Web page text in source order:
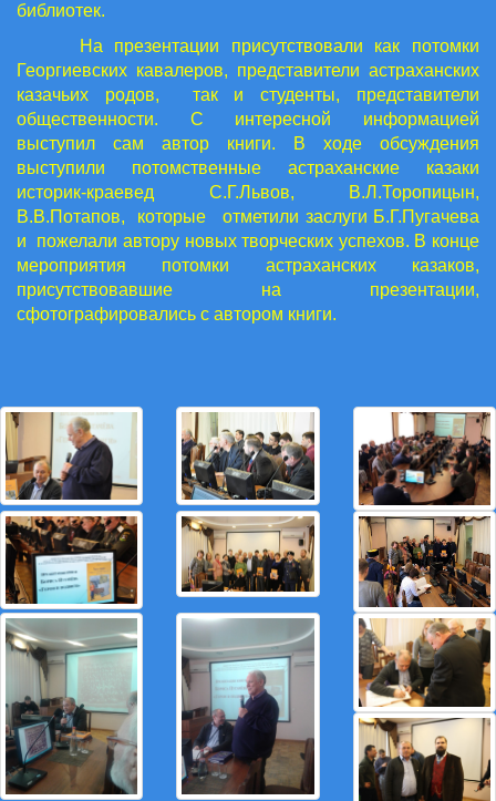
библиотек.
На презентации присутствовали как потомки
Георгиевских кавалеров, представители астраханских
казачьих родов, так и студенты, представители
общественности. С интересной информацией
выступил сам автор книги. В ходе обсуждения
выступили потомственные астраханские казаки
историк-краевед С.Г.Львов, В.Л.Торопицын,
В.В.Потапов, которые отметили заслуги Б.Г.Пугачева
и пожелали автору новых творческих успехов. В конце
мероприятия потомки астраханских казаков,
присутствовавшие на презентации,
сфотографировались с автором книги.